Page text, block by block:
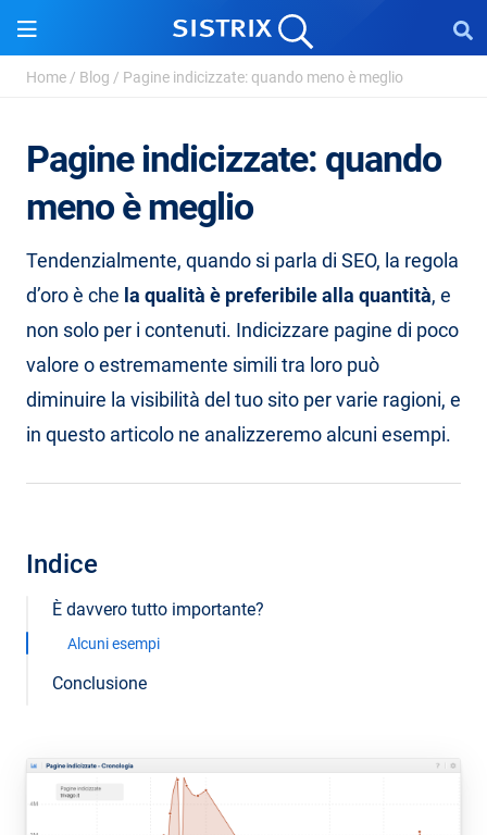
Home / Blog / Pagine indicizzate: quando meno è meglio
Pagine indicizzate: quando
meno è meglio
Tendenzialmente, quando si parla di SEO, la regola
d’oro è che la qualità è preferibile alla quantità, e
non solo per i contenuti. Indicizzare pagine di poco
valore o estremamente simili tra loro può
diminuire la visibilità del tuo sito per varie ragioni, e
in questo articolo ne analizzeremo alcuni esempi.
Indice
È davvero tutto importante?
Alcuni esempi
Conclusione